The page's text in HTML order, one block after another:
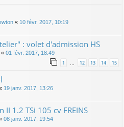
« 10 févr. 2017, 10:19
: volet d'admission HS
« 01 févr. 2017, 18:49
1 12 13 14 15
19 janv. 2017, 13:26
II 1.2 TSi 105 cv FREINS
08 janv. 2017, 19:54